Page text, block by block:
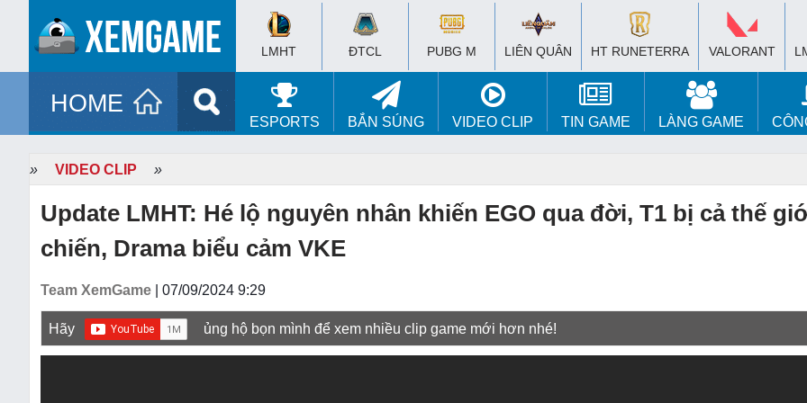
LMHT ĐTCL PUBG M LIÊN QUÂN HT RUNETERRA VALORANT
HOME
ESPORTS BẮN SÚNG VIDEO CLIP TIN GAME LÀNG GAME
» VIDEO CLIP »
Update LMHT: Hé lộ nguyên nhân khiến EGO qua đời, T1 bị cả thế
chiến, Drama biểu cảm VKE
Team XemGame | 07/09/2024 9:29
Hãy ủng hộ bọn mình để xem nhiều clip game mới hơn nhé!